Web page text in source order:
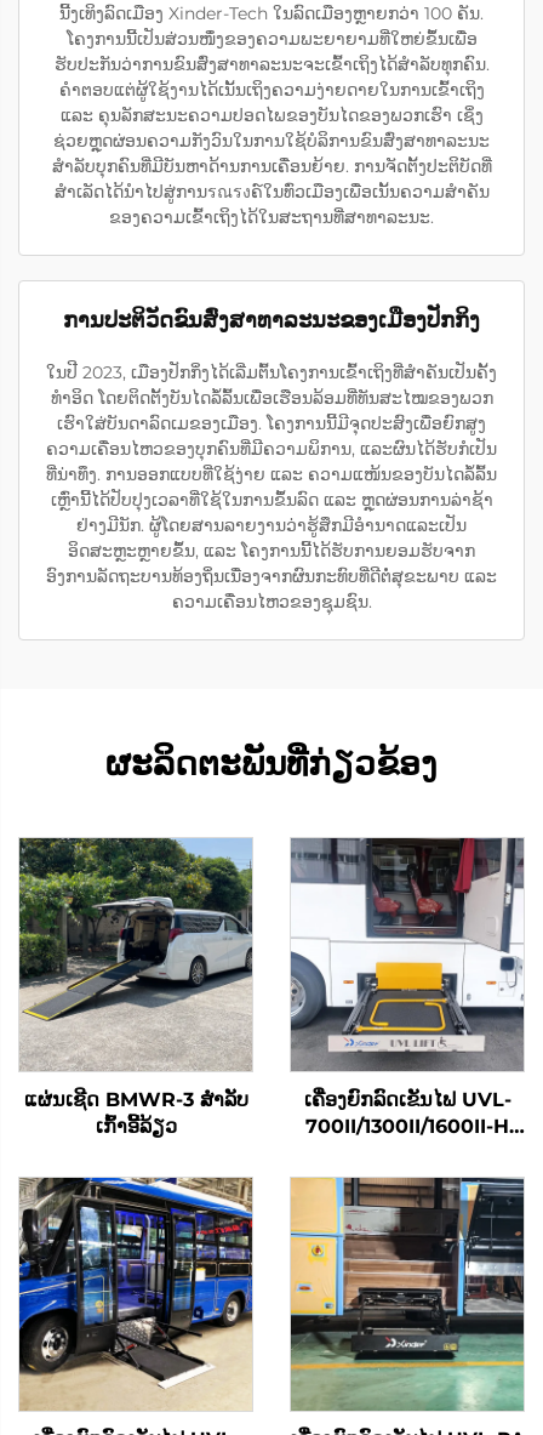
ນີ້ງເທິງລົດເມືອງ Xinder-Tech ໃນລົດເມືອງຫຼາຍກວ່າ 100 ຄັນ.
ໂຄງການນີ້ເປັນສ່ວນໜຶ່ງຂອງຄວາມພະຍາຍາມທີ່ໃຫຍ່ຂຶ້ນເພື່ອ
ຮັບປະກັນວ່າການຂົນສົ່ງສາທາລະນະຈະເຂົ້າເຖິງໄດ້ສຳລັບທຸກຄົນ.
ຄຳຕອບແຕ່ຜູ້ໃຊ້ງານໄດ້ເນັ້ນເຖິງຄວາມງ່າຍດາຍໃນການເຂົ້າເຖິງ
ແລະ ຄຸນລັກສະນະຄວາມປອດໄພຂອງບັນໄດຂອງພວກເຮົາ ເຊິ່ງ
ຊ່ວຍຫຼຸດຜ່ອນຄວາມກັງວົນໃນການໃຊ້ບໍລິການຂົນສົ່ງສາທາລະນະ
ສຳລັບບຸກຄົນທີ່ມີບັນຫາດ້ານການເຄື່ອນຍ້າຍ. ການຈັດຕັ້ງປະຕິບັດທີ່
ສຳເລັດໄດ້ນຳໄປສູ່ການรณรงຄ໌ໃນທົ່ວເມືອງເພື່ອເນັ້ນຄວາມສຳຄັນ
ຂອງຄວາມເຂົ້າເຖິງໄດ້ໃນສະຖານທີ່ສາທາລະນະ.
ການປະຕິວັດຂົນສົ່ງສາທາລະນະຂອງເມືອງປັກກິງ
ໃນປີ 2023, ເມືອງປັກກິ່ງໄດ້ເລີ່ມຕົ້ນໂຄງການເຂົ້າເຖິງທີ່ສຳຄັນເປັນຄັ້ງ
ທຳອິດ ໂດຍຕິດຕັ້ງບັນໄດລໍ້ລົ້ນເພື່ອເຮືອນລ້ອມທີ່ທັນສະໄໝຂອງພວກ
ເຮົາໃສ່ບັນດາລົດເມຂອງເມືອງ. ໂຄງການນີ້ມີຈຸດປະສົງເພື່ອຍົກສູງ
ຄວາມເຄື່ອນໄຫວຂອງບຸກຄົນທີ່ມີຄວາມພິການ, ແລະຜົນໄດ້ຮັບກໍເປັນ
ທີ່ນ່າທຶງ. ການອອກແບບທີ່ໃຊ້ງ່າຍ ແລະ ຄວາມແໜ້ນຂອງບັນໄດລໍ້ລົ້ນ
ເຫຼົ່ານີ້ໄດ້ປັບປຸງເວລາທີ່ໃຊ້ໃນການຂຶ້ນລົດ ແລະ ຫຼຸດຜ່ອນການລ່າຊ້າ
ຢ່າງມີນັກ. ຜູ້ໂດຍສານລາຍງານວ່າຮູ້ສຶກມີອຳນາດແລະເປັນ
ອິດສະຫຼະຫຼາຍຂຶ້ນ, ແລະ ໂຄງການນີ້ໄດ້ຮັບການຍອມຮັບຈາກ
ອົງການລັດຖະບານທ້ອງຖິ່ນເນື່ອງຈາກຜົນກະທົບທີ່ດີຕໍ່ສຸຂະພາບ ແລະ
ຄວາມເຄື່ອນໄຫວຂອງຊຸມຊົນ.
ຜະລິດຕະພັນທີ່ກ່ຽວຂ້ອງ
ແຜ່ນເຊີດ BMWR-3 ສໍາລັບ
ເກົ້າອີ້ລ້ຽວ
ເຄື່ອງຍົກລົດເຂັນໄຟ UVL-
700II/1300II/1600II-H